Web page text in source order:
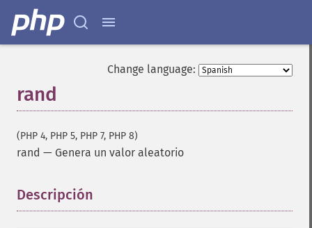
Change language:
rand
(PHP 4, PHP 5, PHP 7, PHP 8)
rand — Genera un valor aleatorio
Descripción